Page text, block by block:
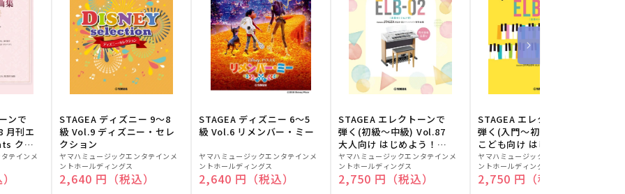
ンで
月刊エ
クラ
テインメ
STAGEA ディズニー 9～8
級 Vol.9 ディズニー・セレ
クション
販
売
元:
ヤマハミュージックエンタテインメ
ントホールディングス
通常価格
2,640 円（税込）
STAGEA ディズニー 6～5
級 Vol.6 リメンバー・ミー
販
売
元:
ヤマハミュージックエンタテインメ
ントホールディングス
通常価格
2,640 円（税込）
STAGEA エレクトーンで
弾く(初級～中級) Vol.87
大人向け はじめよう！
ELB-02(楽器のトリセツ
付)
販
売
元:
ヤマハミュージックエンタテインメ
ントホールディングス
通常価格
2,750 円（税込）
STAGEA エレクトーンで
弾く(入門～初級) Vol.86
こども向け はじめよう！
ELB-02(楽器のトリセツ
付)
販
売
元:
ヤマハミュージックエンタテインメ
ントホールディングス
通常価格
2,750 円（税込）